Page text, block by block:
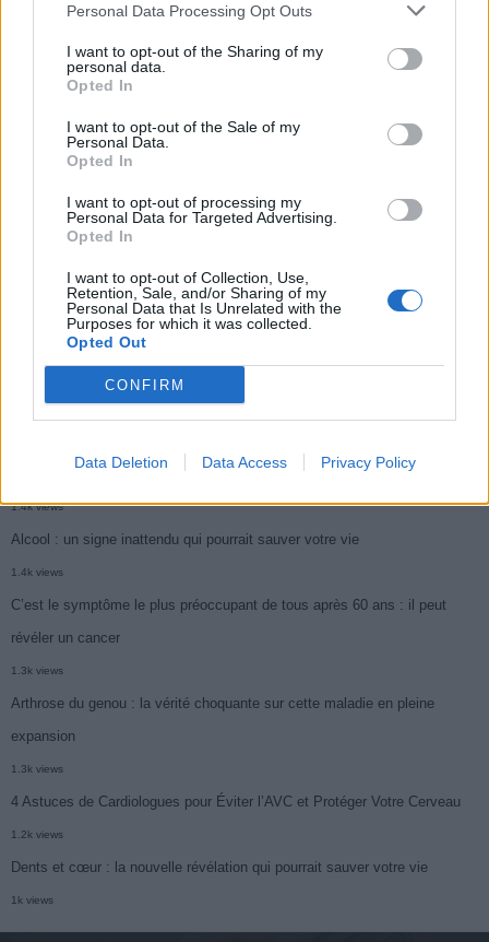
Personal Data Processing Opt Outs
I want to opt-out of the Sharing of my
personal data.
Opted In
I want to opt-out of the Sale of my
Personal Data.
Opted In
I want to opt-out of processing my
Personal Data for Targeted Advertising.
Opted In
I want to opt-out of Collection, Use,
Retention, Sale, and/or Sharing of my
Personal Data that Is Unrelated with the
Purposes for which it was collected.
Opted Out
CONFIRM
Data Deletion Data Access Privacy Policy
Populaires
symptôme à repérer
Je suis cardiologue et voici le seul chocolat que je valide : c’est le
meilleur pour le cœur
Cancer du foie : Symptômes silencieux mais vitaux à connaître
1.7k views
habitants appelés à la vigilance
1.4k views
Alcool : un signe inattendu qui pourrait sauver votre vie
1.4k views
C’est le symptôme le plus préoccupant de tous après 60 ans : il peut
révéler un cancer
1.3k views
Arthrose du genou : la vérité choquante sur cette maladie en pleine
expansion
1.3k views
4 Astuces de Cardiologues pour Éviter l’AVC et Protéger Votre Cerveau
1.2k views
Dents et cœur : la nouvelle révélation qui pourrait sauver votre vie
1k views